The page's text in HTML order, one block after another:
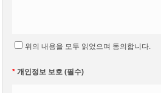
[제1장 총칙]
위의 내용을 모두 읽었으며 동의합니다.
* 개인정보 보호 (필수)